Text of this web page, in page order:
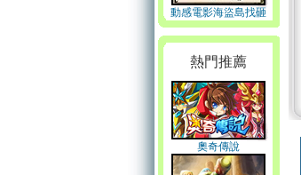
動感電影海盜島找砸
熱門推薦
奧奇傳說